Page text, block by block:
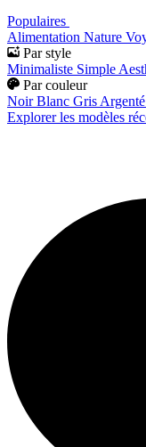
Populaires
Alimentation Nature
Par style
Minimaliste Simple
Par couleur
Noir Blanc Gris Argenté
Explorer les modèles